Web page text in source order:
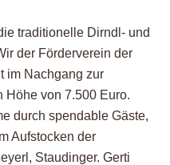
traditionelle Dirndl- und
der Förderverein der
im Nachgang zur
Höhe von 7.500 Euro.
durch spendable Gäste,
Aufstocken der
Staudinger. Gerti